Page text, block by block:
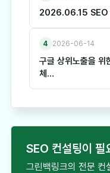
2026.06.15 SEO
4 2026-06-14
구글 상위노출을 위
체…
SEO 컨설팅이 필
그린백링크의 전문 컨